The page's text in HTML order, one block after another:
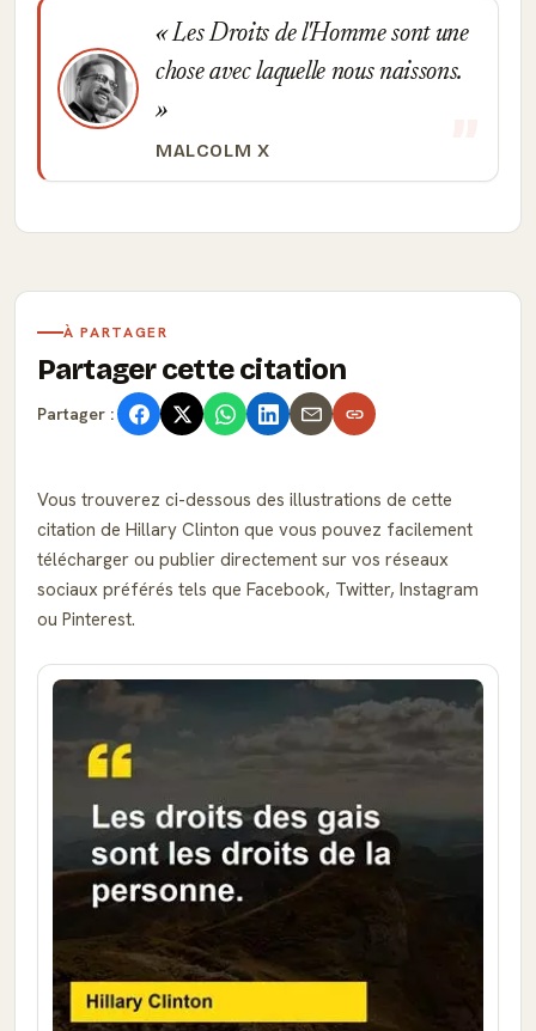
Les Droits de l'Homme sont une
chose avec laquelle nous naissons.
MALCOLM X
À PARTAGER
Partager cette citation
Partager :
Vous trouverez ci-dessous des illustrations de cette
citation de Hillary Clinton que vous pouvez facilement
télécharger ou publier directement sur vos réseaux
sociaux préférés tels que Facebook, Twitter, Instagram
ou Pinterest.